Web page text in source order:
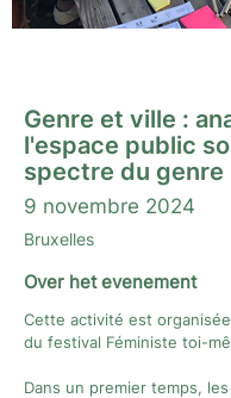
Genre et ville :
l'espace public
spectre du genre
9 novembre 2024
Bruxelles
Over het evenement
Cette activité est
du festival Féministe toi-
Dans un premier temps, les